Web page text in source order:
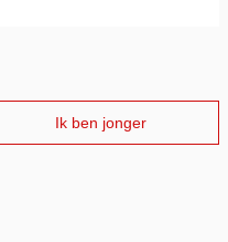
Ik ben jonger